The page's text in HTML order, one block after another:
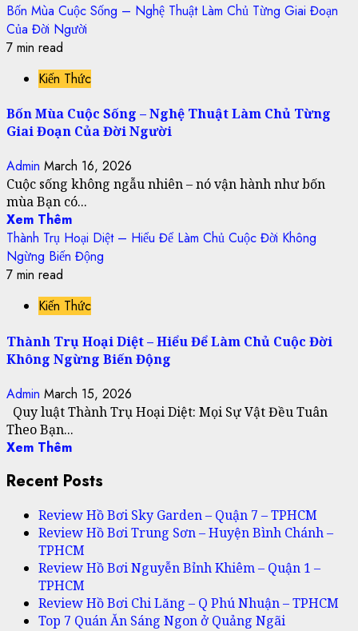
Bốn Mùa Cuộc Sống – Nghệ Thuật Làm Chủ Từng Giai Đoạn
Của Đời Người
7 min read
Kiến Thức
Bốn Mùa Cuộc Sống – Nghệ Thuật Làm Chủ Từng
Giai Đoạn Của Đời Người
Admin March 16, 2026
Cuộc sống không ngẫu nhiên – nó vận hành như bốn
mùa Bạn có...
Xem Thêm
Thành Trụ Hoại Diệt – Hiểu Để Làm Chủ Cuộc Đời Không
Ngừng Biến Động
7 min read
Kiến Thức
Thành Trụ Hoại Diệt – Hiểu Để Làm Chủ Cuộc Đời
Không Ngừng Biến Động
Admin March 15, 2026
Quy luật Thành Trụ Hoại Diệt: Mọi Sự Vật Đều Tuân
Theo Bạn...
Xem Thêm
Recent Posts
Review Hồ Bơi Sky Garden – Quận 7 – TPHCM
Review Hồ Bơi Trung Sơn – Huyện Bình Chánh –
TPHCM
Review Hồ Bơi Nguyễn Bỉnh Khiêm – Quận 1 –
TPHCM
Review Hồ Bơi Chi Lăng – Q Phú Nhuận – TPHCM
Top 7 Quán Ăn Sáng Ngon ở Quảng Ngãi